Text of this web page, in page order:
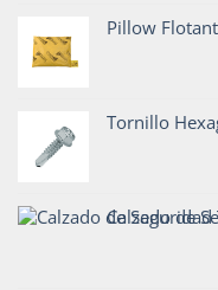
Pillow Flotante,
Tornillo
Calzado de